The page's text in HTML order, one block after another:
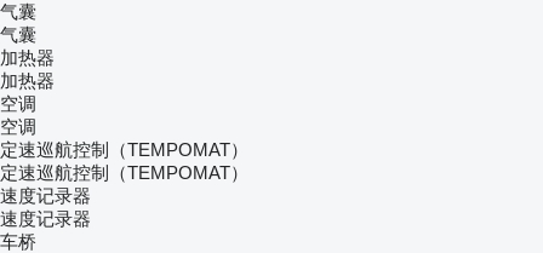
气囊
气囊
加热器
加热器
空调
空调
定速巡航控制（TEMPOMAT）
定速巡航控制（TEMPOMAT）
速度记录器
速度记录器
车桥